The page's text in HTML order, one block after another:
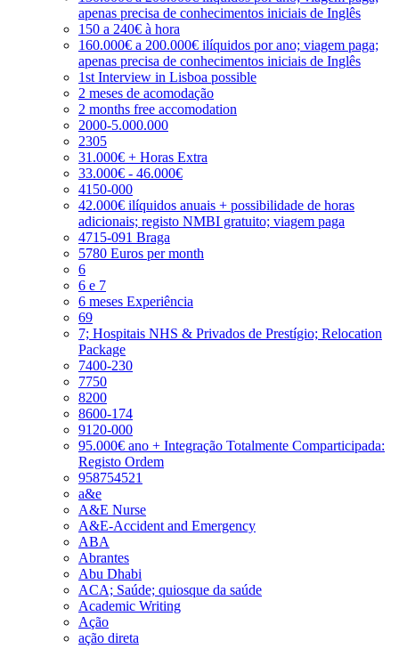
apenas precisa de conhecimentos iniciais de Inglês
150 a 240€ à hora
160.000€ a 200.000€ ilíquidos por ano; viagem paga;
apenas precisa de conhecimentos iniciais de Inglês
1st Interview in Lisboa possible
2 meses de acomodação
2 months free accomodation
2000-5.000.000
2305
31.000€ + Horas Extra
33.000€ - 46.000€
4150-000
42.000€ ilíquidos anuais + possibilidade de horas
adicionais; registo NMBI gratuito; viagem paga
4715-091 Braga
5780 Euros per month
6
6 e 7
6 meses Experiência
69
7; Hospitais NHS & Privados de Prestígio; Relocation
Package
7400-230
7750
8200
8600-174
9120-000
95.000€ ano + Integração Totalmente Comparticipada:
Registo Ordem
958754521
a&e
A&E Nurse
A&E-Accident and Emergency
ABA
Abrantes
Abu Dhabi
ACA; Saúde; quiosque da saúde
Academic Writing
Ação
ação direta